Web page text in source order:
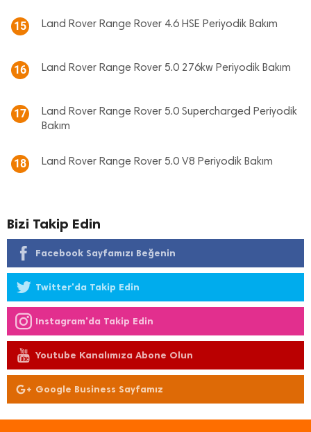
15 Land Rover Range Rover 4.6 HSE Periyodik Bakım
16 Land Rover Range Rover 5.0 276kw Periyodik Bakım
17
Land Rover Range Rover 5.0 Supercharged Periyodik
Bakım
18 Land Rover Range Rover 5.0 V8 Periyodik Bakım
Bizi Takip Edin
Facebook Sayfamızı Beğenin
Twitter'da Takip Edin
Instagram'da Takip Edin
Youtube Kanalımıza Abone Olun
Google Business Sayfamız